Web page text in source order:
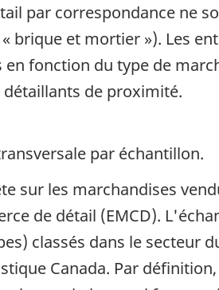
par correspondance ne
brique et mortier »). Les
en fonction du type de
de proximité.
par échantillon.
sur les marchandises
de détail (EMCD).
classés dans le secteur
Canada. Par